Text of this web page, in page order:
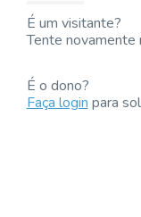
É um visitante?
Tente novamente
É o dono?
Faça loginpara